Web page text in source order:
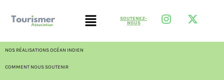
SOUTENEZ-
NOUS
NOS RÉALISATIONS OCÉAN INDIEN
COMMENT NOUS SOUTENIR